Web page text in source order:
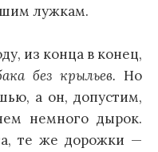
лужкам.
из конца в конец,
без крыльев. Но
а он, допустим,
немного дырок.
те же дорожки —